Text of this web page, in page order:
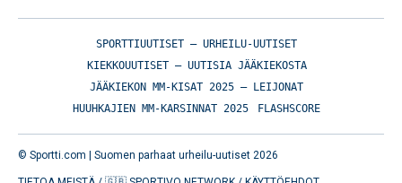
SPORTTIUUTISET – URHEILU-UUTISET
KIEKKOUUTISET – UUTISIA JÄÄKIEKOSTA
JÄÄKIEKON MM-KISAT 2025 – LEIJONAT
HUUHKAJIEN MM-KARSINNAT 2025
FLASHSCORE
© Sportti.com | Suomen parhaat urheilu-uutiset 2026